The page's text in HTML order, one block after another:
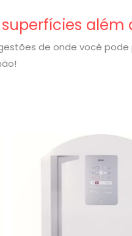
além
de onde você